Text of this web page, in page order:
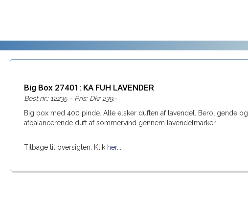
Big Box 27401: KA FUH LAVENDER
Best.nr.: 12235 - Pris: Dkr 239,-
Big box med 400 pinde. Alle elsker duften af lavendel. Beroligende og
afbalancerende duft af sommervind gennem lavendelmarker.
Tilbage til oversigten. Klik her...